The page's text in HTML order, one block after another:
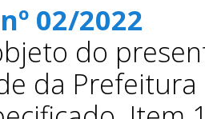
02/2022
do
da